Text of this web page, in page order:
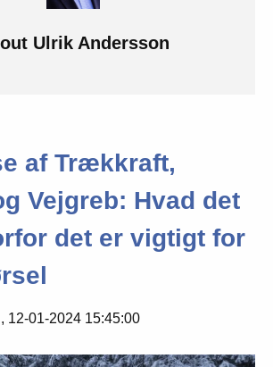
Ulrik Andersson
af Trækkraft,
Vejgreb: Hvad det
det er vigtigt for
, 12-01-2024 15:45:00